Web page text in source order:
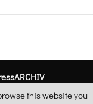
ARCHIV
this website you